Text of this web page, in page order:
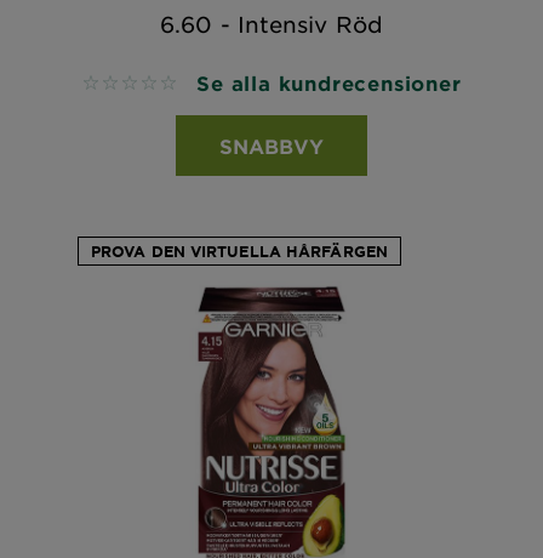
6.60 - Intensiv Röd
No reviews Se alla kundrecensioner
SNABBVY
PROVA DEN VIRTUELLA HÅRFÄRGEN